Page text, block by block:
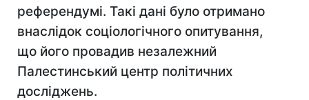
референдумі. Такі дані було отримано
внаслідок соціологічного опитування,
що його провадив незалежний
Палестинський центр політичних
досліджень.